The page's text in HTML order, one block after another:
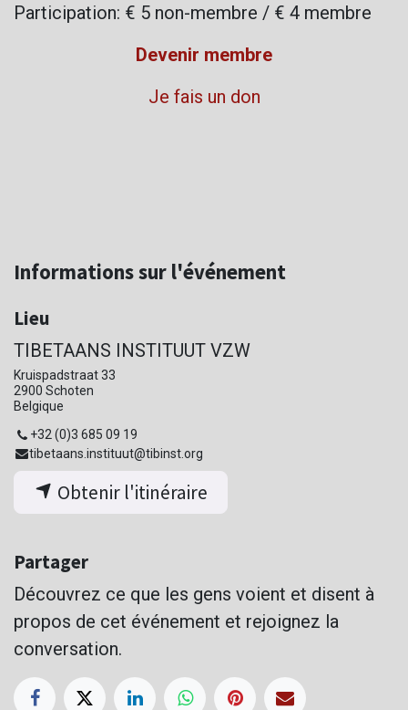
Participation: € 5 non-membre / € 4 membre
Devenir membre
Je fais un don
Informations sur l'événement
Lieu
TIBETAANS INSTITUUT VZW
Kruispadstraat 33
2900 Schoten
Belgique
+32 (0)3 685 09 19
tibetaans.instituut@tibinst.org
Obtenir l'itinéraire
Partager
Découvrez ce que les gens voient et disent à
propos de cet événement et rejoignez la
conversation.